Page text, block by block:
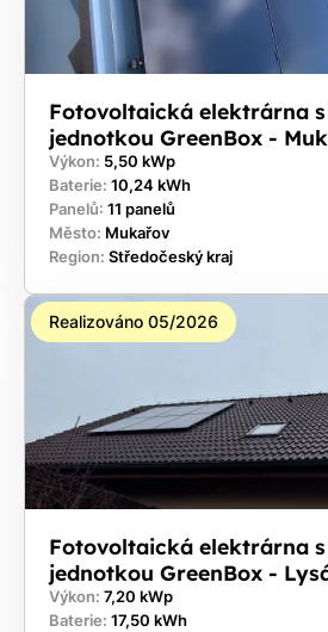
Fotovoltaická elektrárna
jednotkou GreenBox -
Výkon: 5,50 kWp
Baterie: 10,24 kWh
Panelů: 11 panelů
Město: Mukařov
Region: Středočeský kraj
Realizováno 05/2026
Fotovoltaická elektrárna
jednotkou GreenBox -
Výkon: 7,20 kWp
Baterie: 17,50 kWh